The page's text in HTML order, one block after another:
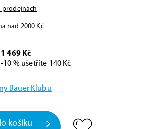
prodejnách
nad 2000 Kč
1 469 Kč
-10 % ušetříte 140 Kč
Bauer Klubu
košíku